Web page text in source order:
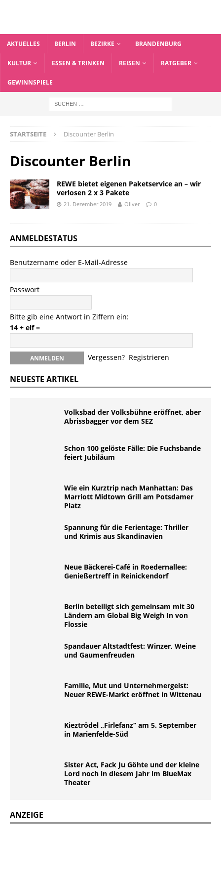
AKTUELLES BERLIN BEZIRKE BRANDENBURG
KULTUR ESSEN & TRINKEN REISEN RATGEBER
GEWINNSPIELE
STARTSEITE Discounter Berlin
Discounter Berlin
REWE bietet eigenen Paketservice an – wir
verlosen 2 x 3 Pakete
21. Dezember 2019 Oliver 0
ANMELDESTATUS
Benutzername oder E-Mail-Adresse
Passwort
Bitte gib eine Antwort in Ziffern ein:
14 + elf =
Vergessen? Registrieren
NEUESTE ARTIKEL
Volksbad der Volksbühne eröffnet, aber
Abrissbagger vor dem SEZ
Schon 100 gelöste Fälle: Die Fuchsbande
feiert Jubiläum
Wie ein Kurztrip nach Manhattan: Das
Marriott Midtown Grill am Potsdamer
Platz
Spannung für die Ferientage: Thriller
und Krimis aus Skandinavien
Neue Bäckerei-Café in Roedernallee:
Genießertreff in Reinickendorf
Berlin beteiligt sich gemeinsam mit 30
Ländern am Global Big Weigh In von
Flossie
Spandauer Altstadtfest: Winzer, Weine
und Gaumenfreuden
Familie, Mut und Unternehmergeist:
Neuer REWE-Markt eröffnet in Wittenau
Kieztrödel „Firlefanz“ am 5. September
in Marienfelde-Süd
Sister Act, Fack Ju Göhte und der kleine
Lord noch in diesem Jahr im BlueMax
Theater
ANZEIGE